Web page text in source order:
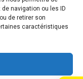
navigation ou les ID
de retirer son
caractéristiques